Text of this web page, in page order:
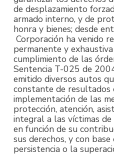
de desplazamiento
armado interno, y de
honra y bienes; desde
Corporación ha venido
permanente y
cumplimiento de las
Sentencia T-025 de
emitido diversos autos
constante de resultados
implementación de las
protección, atención,
integral a las víctimas
en función de su
sus derechos, y con
persistencia o la